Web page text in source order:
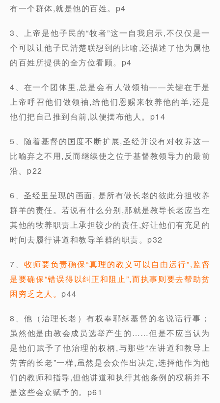
有一个群体,就是他的百姓。p4
3、上帝是他子民的“牧者”这一自我启示,不仅仅是一
个可以让他子民清楚联想到的比喻,还描述了他为属他
的百姓所提供的全方位看顾。p4
4、在一个团体里,总是会有人做领袖——关键在于是
上帝呼召他们做领袖,给他们恩赐来牧养他的羊,还是
他们把自己推到台前,以便摆布他人。p14
5、随着基督的国度不断扩展,圣经并没有对牧养这一
比喻弃之不用,反而继续使之位于基督教领导力的最前
沿。p22
6、圣经里呈现的画面, 是所有做长老的彼此分担牧养
群羊的责任。若说有什么分别,那就是教导长老应当在
其他的牧养职责上承担较少的责任,好让他们有充足的
时间去履行讲道和教导羊群的职责。p32
7、 牧师要负责确保“真理的教义可以自由运行”,监督
是要确保“错误得以纠正和阻止”,而执事则要去帮助贫
困穷乏之人。 p44
8、他（治理长老）有权奉耶稣基督的名说话行事；
虽然他是由教会成员选举产生的……但是不应当认为
是他们赋予了他治理的权柄,与那些“在讲道和教导上
劳苦的长老”一样,虽然是会众作出决定,选择他作为他
们的教师和指导,但他讲道和执行其他条例的权柄并不
是这些会众赋予的。p61